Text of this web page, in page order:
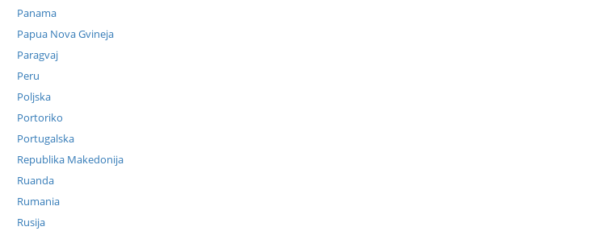
Panama
Papua Nova Gvineja
Paragvaj
Peru
Poljska
Portoriko
Portugalska
Republika Makedonija
Ruanda
Rumania
Rusija